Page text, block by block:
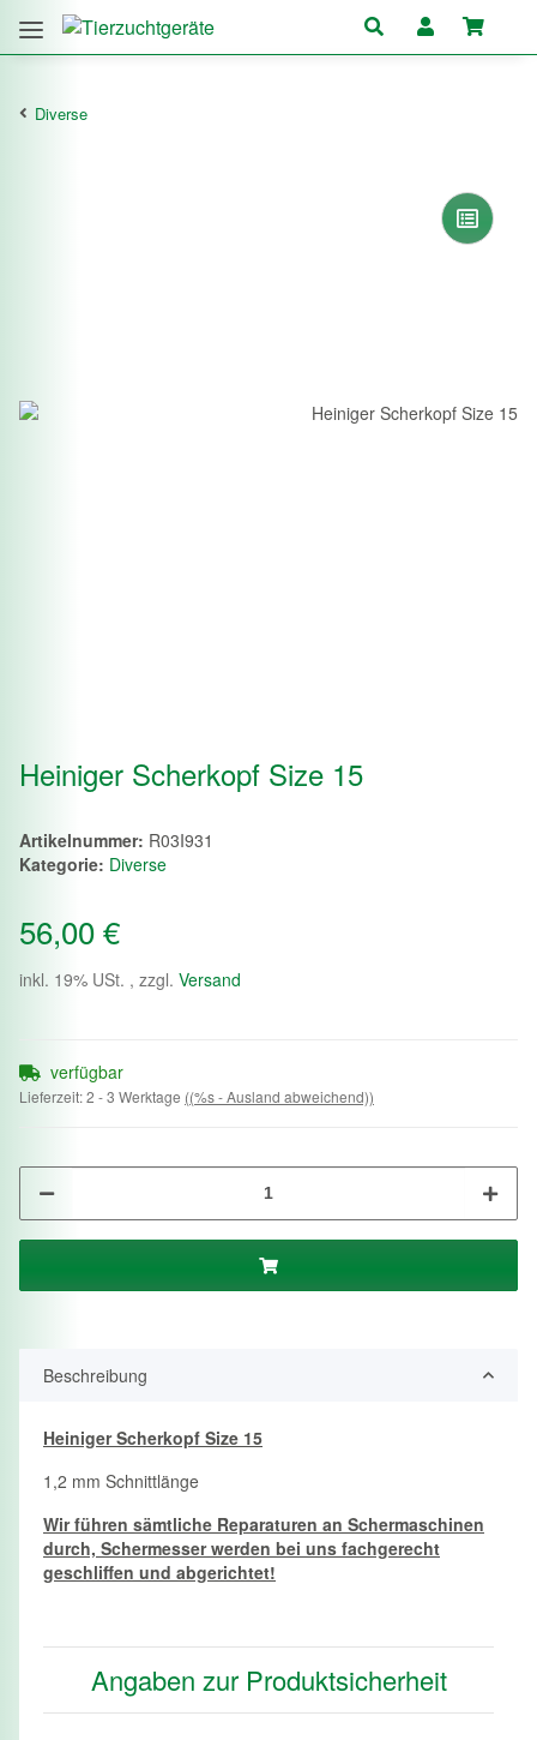
Diverse
Heiniger Scherkopf Size 15
Artikelnummer: R03I931
Kategorie: Diverse
56,00 €
inkl. 19% USt. , zzgl. Versand
verfügbar
Lieferzeit:2 - 3 Werktage ((%s - Ausland abweichend))
Beschreibung
Heiniger Scherkopf Size 15
1,2 mm Schnittlänge
Wir führen sämtliche Reparaturen an Schermaschinen
durch, Schermesser werden bei uns fachgerecht
geschliffen und abgerichtet!
Angaben zur Produktsicherheit